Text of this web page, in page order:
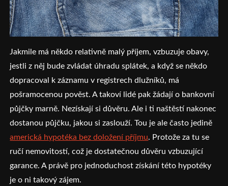
Jakmile má někdo relativně malý příjem, vzbuzuje obavy,
jestli z něj bude zvládat úhradu splátek, a když se někdo
dopracoval k záznamu v registrech dlužníků, má
pošramocenou pověst. A takoví lidé pak žádají o bankovní
půjčky marně. Nezískají si důvěru. Ale i ti naštěstí nakonec
dostanou půjčku, jakou si zaslouží. Tou je ale často jedině
americká hypotéka bez doložení příjmu. Protože za tu se
ručí nemovitostí, což je dostatečnou důvěru vzbuzující
garance. A právě pro jednoduchost získání této hypotéky
je o ni takový zájem.